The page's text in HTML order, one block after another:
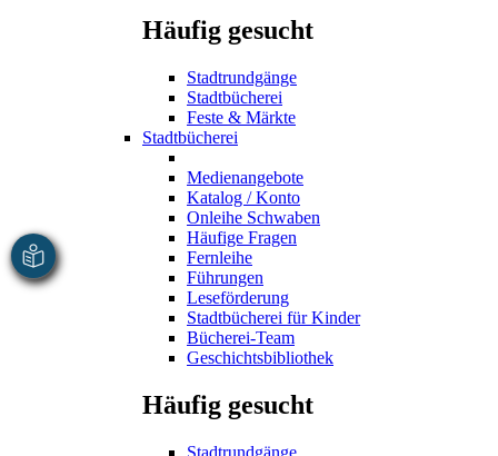
Häufig gesucht
Stadtrundgänge
Stadtbücherei
Feste & Märkte
Stadtbücherei
Medienangebote
Katalog / Konto
Onleihe Schwaben
Häufige Fragen
Fernleihe
Führungen
Leseförderung
Stadtbücherei für Kinder
Bücherei-Team
Geschichtsbibliothek
Häufig gesucht
Stadtrundgänge